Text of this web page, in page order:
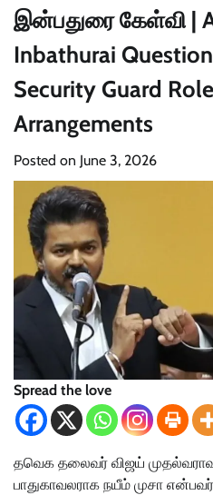
இன்பதுரை கேள்வி |
Inbathurai
Security Guard
Arrangements
Posted on June 3, 2026
Spread the love
தவெக தலைவர் விஜய்
பாதுகாவலராக நயீம் முசா என்பவர்